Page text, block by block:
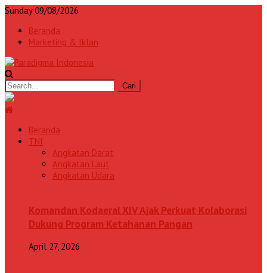
Sunday 09/08/2026
Beranda
Marketing & Iklan
Beranda
TNI
Angkatan Darat
Angkatan Laut
Angkatan Udara
Komandan Kodaeral XIV Ajak Perkuat Kolaborasi
Dukung Program Ketahanan Pangan
April 27, 2026